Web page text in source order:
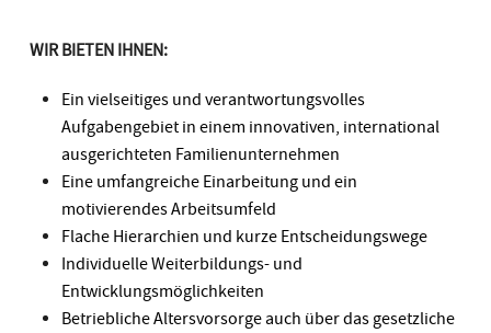
WIR BIETEN IHNEN:
Ein vielseitiges und verantwortungsvolles
Aufgabengebiet in einem innovativen, international
ausgerichteten Familienunternehmen
Eine umfangreiche Einarbeitung und ein
motivierendes Arbeitsumfeld
Flache Hierarchien und kurze Entscheidungswege
Individuelle Weiterbildungs- und
Entwicklungsmöglichkeiten
Betriebliche Altersvorsorge auch über das gesetzliche